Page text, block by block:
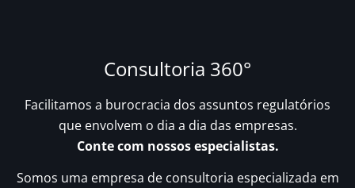
Consultoria 360°
Facilitamos a burocracia dos assuntos regulatórios
que envolvem o dia a dia das empresas.
Conte com nossos especialistas.
Somos uma empresa de consultoria especializada em